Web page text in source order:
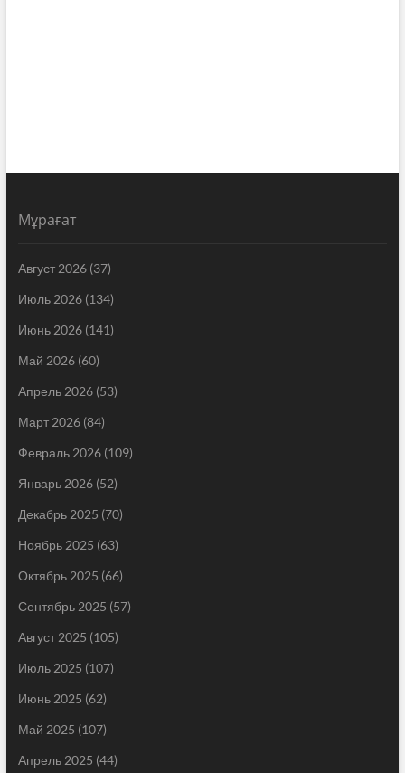
Мұрағат
Август 2026(37)
Июль 2026(134)
Июнь 2026(141)
Май 2026(60)
Апрель 2026(53)
Март 2026(84)
Февраль 2026(109)
Январь 2026(52)
Декабрь 2025 (70)
Ноябрь 2025 (63)
Октябрь 2025 (66)
Сентябрь 2025 (57)
Август 2025 (105)
Июль 2025 (107)
Июнь 2025 (62)
Май 2025 (107)
Апрель 2025 (44)